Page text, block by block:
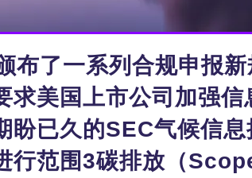
布了一系列合规申报
求美国上市公司加强
盼已久的SEC气候信
行范围3碳排放（